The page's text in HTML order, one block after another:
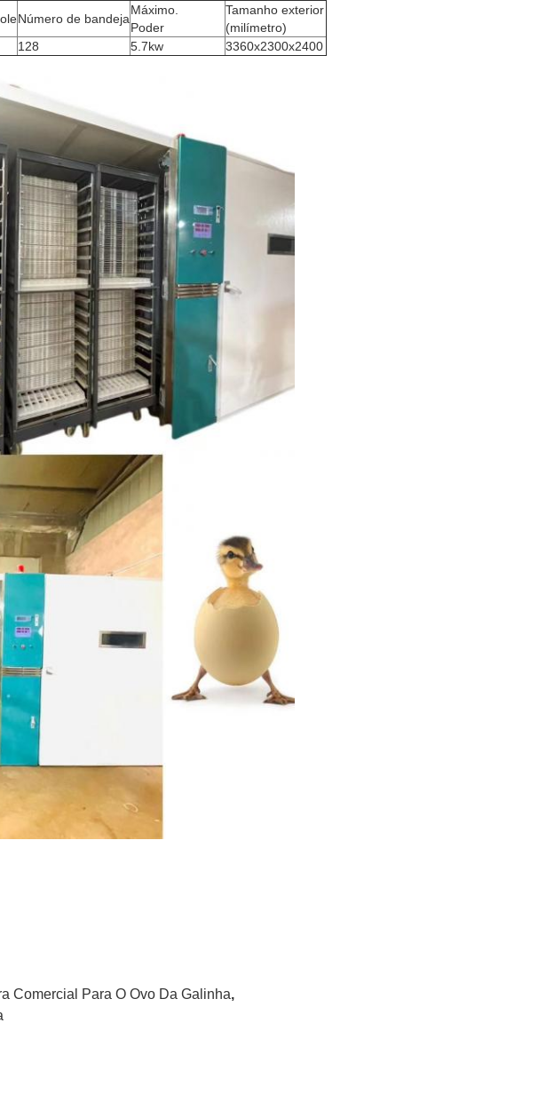
Número de bandeja
Máximo.
Poder
Tamanho exterior
(milímetro)
128 5.7kw 3360x2300x2400
Comercial Para O Ovo Da Galinha,